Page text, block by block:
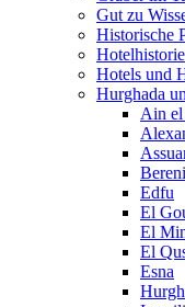
Gut zu
Historische
Hotelhistorie
Hotels und
Hurghada
Ain el
Edfu
El
El
El
Esna